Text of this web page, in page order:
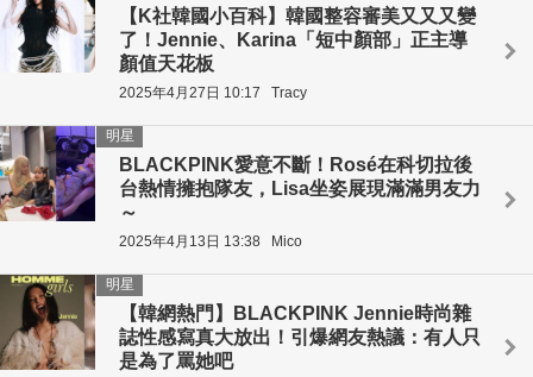
【K社韓國小百科】韓國整容審美又又又變
了！Jennie、Karina「短中顏部」正主導
顏值天花板
2025年4月27日 10:17 Tracy
BLACKPINK愛意不斷！Rosé在科切拉後
台熱情擁抱隊友，Lisa坐姿展現滿滿男友力
～
明星
2025年4月13日 13:38 Mico
【韓網熱門】BLACKPINK Jennie時尚雜
誌性感寫真大放出！引爆網友熱議：有人只
是為了罵她吧
明星